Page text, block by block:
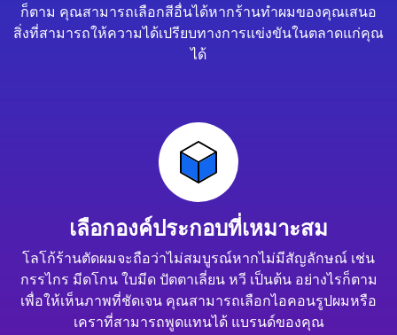
ก็ตาม คุณสามารถเลือกสีอื่นได้หากร้านทำผมของคุณเสนอ
สิ่งที่สามารถให้ความได้เปรียบทางการแข่งขันในตลาดแก่คุณ
ได้
เลือกองค์ประกอบที่เหมาะสม
โลโก้ร้านตัดผมจะถือว่าไม่สมบูรณ์หากไม่มีสัญลักษณ์ เช่น
กรรไกร มีดโกน ใบมีด ปัตตาเลี่ยน หวี เป็นต้น อย่างไรก็ตาม
เพื่อให้เห็นภาพที่ชัดเจน คุณสามารถเลือกไอคอนรูปผมหรือ
เคราที่สามารถพูดแทนได้ แบรนด์ของคุณ